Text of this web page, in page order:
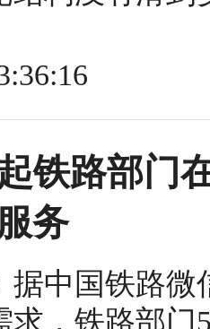
铁路部门
务
据中国铁路
求，铁路部门